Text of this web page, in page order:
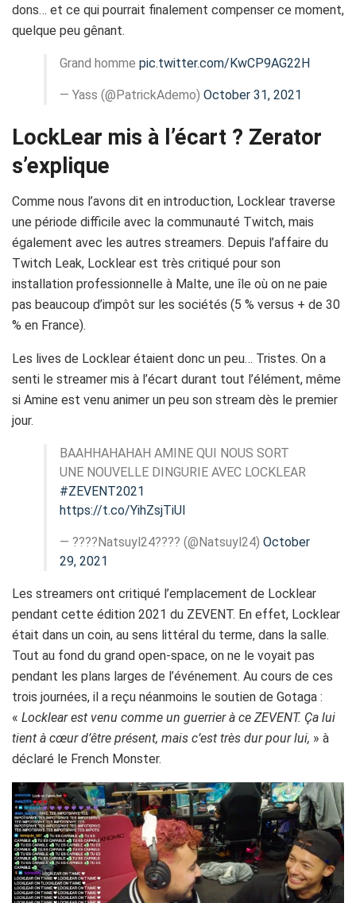
dons… et ce qui pourrait finalement compenser ce moment,
quelque peu gênant.
Grand homme pic.twitter.com/KwCP9AG22H
— Yass (@PatrickAdemo) October 31, 2021
LockLear mis à l’écart ? Zerator
s’explique
Comme nous l’avons dit en introduction, Locklear traverse
une période difficile avec la communauté Twitch, mais
également avec les autres streamers. Depuis l’affaire du
Twitch Leak, Locklear est très critiqué pour son
installation professionnelle à Malte, une île où on ne paie
pas beaucoup d’impôt sur les sociétés (5 % versus + de 30
% en France).
Les lives de Locklear étaient donc un peu… Tristes. On a
senti le streamer mis à l’écart durant tout l’élément, même
si Amine est venu animer un peu son stream dès le premier
jour.
BAAHHAHAHAH AMINE QUI NOUS SORT
UNE NOUVELLE DINGURIE AVEC LOCKLEAR
#ZEVENT2021
https://t.co/YihZsjTiUl
— ????Natsuyl24???? (@Natsuyl24) October
29, 2021
Les streamers ont critiqué l’emplacement de Locklear
pendant cette édition 2021 du ZEVENT. En effet, Locklear
était dans un coin, au sens littéral du terme, dans la salle.
Tout au fond du grand open-space, on ne le voyait pas
pendant les plans larges de l’événement. Au cours de ces
trois journées, il a reçu néanmoins le soutien de Gotaga :
« Locklearest venu comme un guerrier à ce ZEVENT. Ça lui
tient à cœur d’être présent, mais c’est très dur pour lui, » à
déclaré le French Monster.